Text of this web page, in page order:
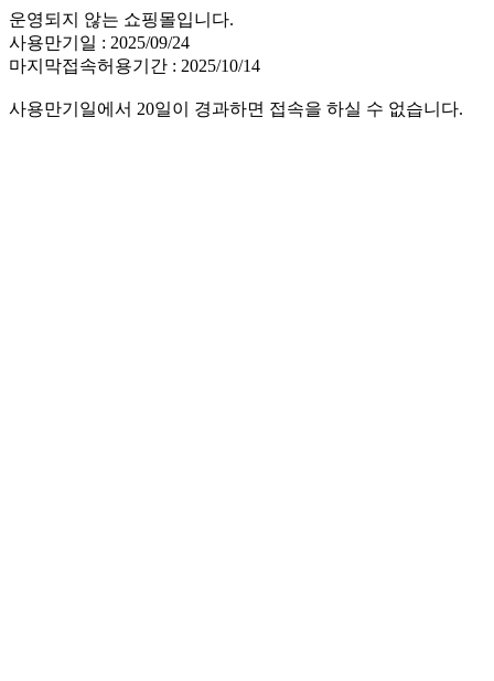
운영되지 않는 쇼핑몰입니다.
사용만기일 : 2025/09/24
마지막접속허용기간 : 2025/10/14
사용만기일에서 20일이 경과하면 접속을 하실 수 없습니다.